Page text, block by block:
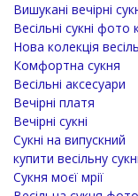
Вишукані вечірні
Весільні сукні фото
Нова колекція
Комфортна сукня
Весільні аксесуари
Вечірні платя
Вечірні сукні
Сукні на випускний
купити весільну
Сукня моєї мрії